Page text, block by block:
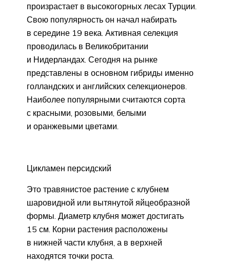
произрастает в высокогорных лесах Турции.
Свою популярность он начал набирать
в середине 19 века. Активная селекция
проводилась в Великобритании
и Нидерландах. Сегодня на рынке
представлены в основном гибриды именно
голландских и английских селекционеров.
Наиболее популярными считаются сорта
с красными, розовыми, белыми
и оранжевыми цветами.
Цикламен персидский
Это травянистое растение с клубнем
шаровидной или вытянутой яйцеобразной
формы. Диаметр клубня может достигать
15 см. Корни растения расположены
в нижней части клубня, а в верхней
находятся точки роста.